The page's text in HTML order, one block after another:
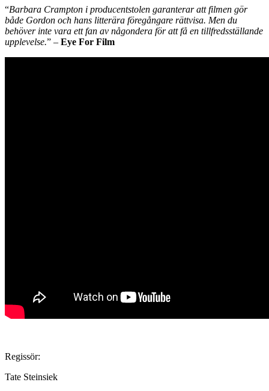
“Barbara Crampton i producentstolen garanterar att filmen gör
både Gordon och hans litterära föregångare rättvisa. Men du
behöver inte vara ett fan av någondera för att få en tillfredsställande
upplevelse.” – Eye For Film
Regissör:
Tate Steinsiek